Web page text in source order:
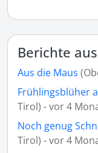
Berichte
Aus die Maus
Frühlingsblüher
Tirol) - vor 4
Noch genug
Tirol) - vor 4